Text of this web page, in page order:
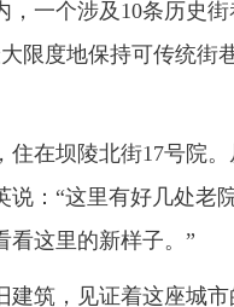
，一个涉及10条历史
限度地保持可传统街
在坝陵北街17号院。
说：“这里有好几处老
看这里的新样子。”
筑，见证着这座城市